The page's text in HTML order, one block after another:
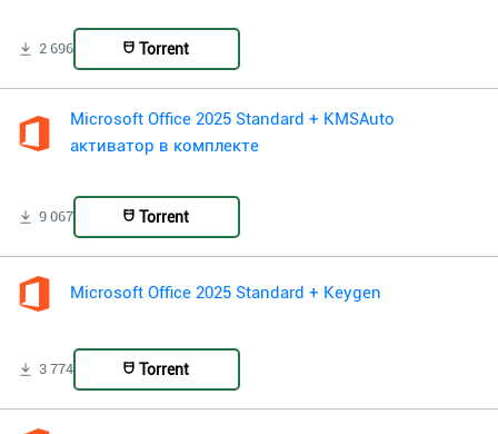
2 696 Torrent
Microsoft Office 2025 Standard + KMSAuto
активатор в комплекте
9 067 Torrent
Microsoft Office 2025 Standard + Keygen
3 774 Torrent